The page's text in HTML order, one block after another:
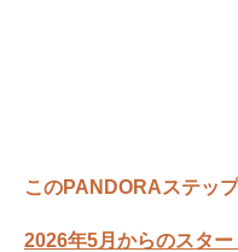
このPANDORAステッ
2026年5月からのスター